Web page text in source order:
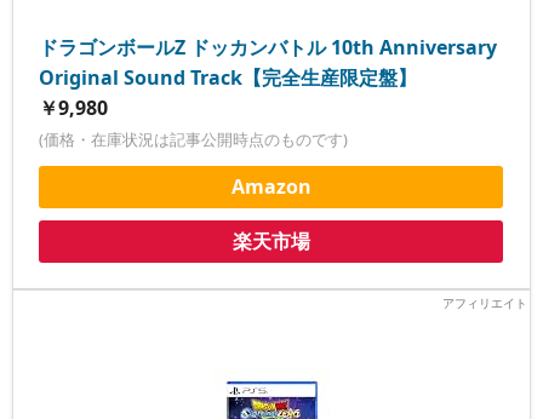
ドラゴンボールZ ドッカンバトル 10th Anniversary
Original Sound Track【完全生産限定盤】
￥9,980
(価格・在庫状況は記事公開時点のものです)
Amazon
楽天市場